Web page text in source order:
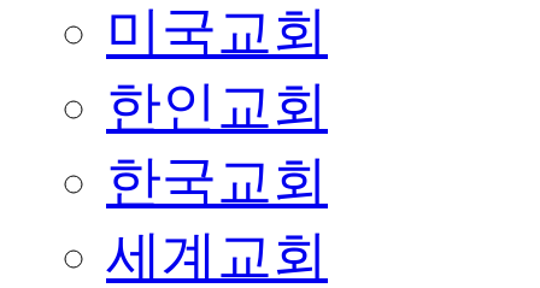
미국교회
한인교회
한국교회
세계교회